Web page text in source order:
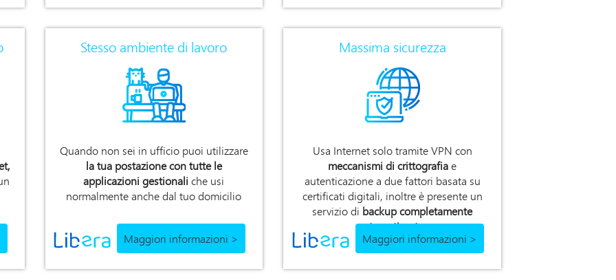
Stesso ambiente di lavoro
Quando non sei in ufficio puoi utilizzare
la tua postazione con tutte le
applicazioni gestionaliche usi
normalmente anche dal tuo domicilio
Maggiori informazioni >
Massima sicurezza
Usa Internet solo tramite VPN con
meccanismi di crittografiae
autenticazione a due fattori basata su
certificati digitali, inoltre è presente un
servizio di backup completamente
automatizzato.
Maggiori informazioni >